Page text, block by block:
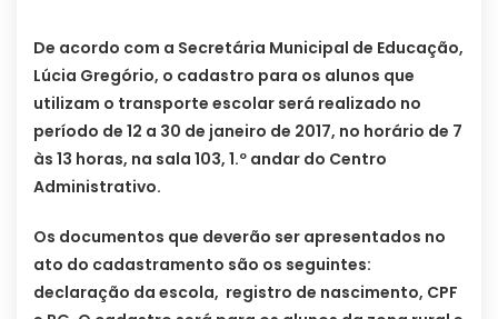
De acordo com a Secretária Municipal de Educação,
Lúcia Gregório, o cadastro para os alunos que
utilizam o transporte escolar será realizado no
período de 12 a 30 de janeiro de 2017, no horário de 7
às 13 horas, na sala 103, 1.º andar do Centro
Administrativo.
Os documentos que deverão ser apresentados no
ato do cadastramento são os seguintes:
declaração da escola, registro de nascimento, CPF